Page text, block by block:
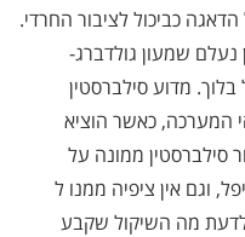
כביכול לציבור החרדי.
נעלם שמעון גולדברג-
מדוע סילברסטין
המערכה, כאשר הוציא
סילברסטין ממונה על
וגם אין ציפיה ממנו ל
לדעת מה השיקול שקבע